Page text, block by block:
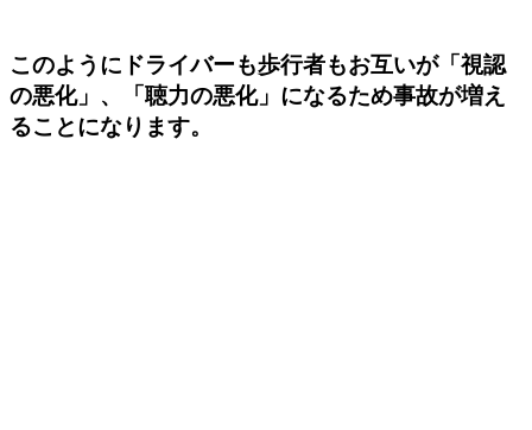
このようにドライバーも歩行者もお互いが「視認
の悪化」、「聴力の悪化」になるため事故が増え
ることになります。